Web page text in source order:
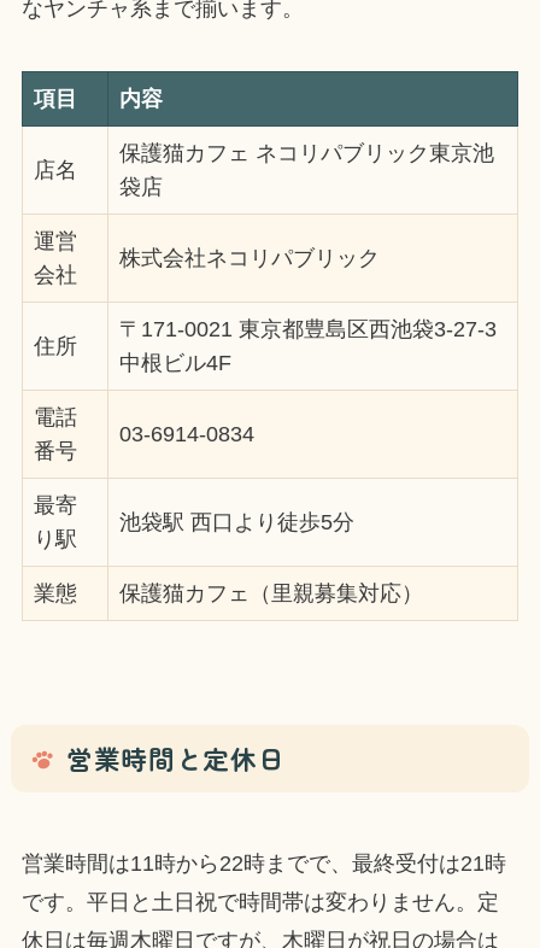
なヤンチャ系まで揃います。
項目 内容
店名
保護猫カフェ ネコリパブリック東京池
袋店
運営
会社
株式会社ネコリパブリック
住所
〒171-0021 東京都豊島区西池袋3-27-3
中根ビル4F
電話
番号
03-6914-0834
最寄
り駅
池袋駅 西口より徒歩5分
業態 保護猫カフェ（里親募集対応）
営業時間と定休日
営業時間は11時から22時までで、最終受付は21時
です。平日と土日祝で時間帯は変わりません。定
休日は毎週木曜日ですが、木曜日が祝日の場合は